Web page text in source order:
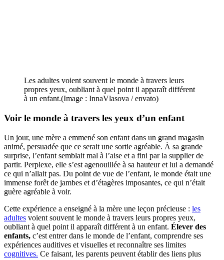
Les adultes voient souvent le monde à travers leurs
propres yeux, oubliant à quel point il apparaît différent
à un enfant.(Image : InnaVlasova / envato)
Voir le monde à travers les yeux d’un enfant
Un jour, une mère a emmené son enfant dans un grand magasin
animé, persuadée que ce serait une sortie agréable. À sa grande
surprise, l’enfant semblait mal à l’aise et a fini par la supplier de
partir. Perplexe, elle s’est agenouillée à sa hauteur et lui a demandé
ce qui n’allait pas. Du point de vue de l’enfant, le monde était une
immense forêt de jambes et d’étagères imposantes, ce qui n’était
guère agréable à voir.
Cette expérience a enseigné à la mère une leçon précieuse : les
adultes voient souvent le monde à travers leurs propres yeux,
oubliant à quel point il apparaît différent à un enfant. Élever des
enfants, c’est entrer dans le monde de l’enfant, comprendre ses
expériences auditives et visuelles et reconnaître ses limites
cognitives. Ce faisant, les parents peuvent établir des liens plus